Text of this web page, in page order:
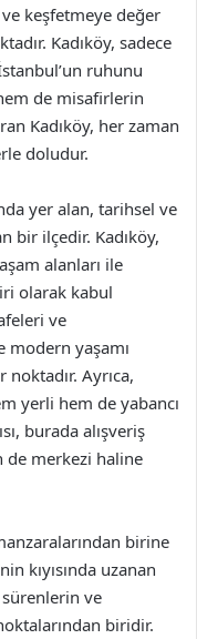
keşfetmeye değer
Kadıköy, sadece
ruhunu
de misafirlerin
Kadıköy, her zaman
doludur.
yer alan, tarihsel ve
bir ilçedir. Kadıköy,
alanları ile
olarak kabul
ve
modern yaşamı
noktadır. Ayrıca,
yerli hem de yabancı
burada alışveriş
de merkezi haline
birine
kıyısında uzanan
ve
biridir.